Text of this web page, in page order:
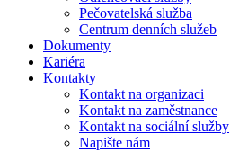
Pečovatelská služba
Centrum denních služeb
Dokumenty
Kariéra
Kontakty
Kontakt na organizaci
Kontakt na zaměstnance
Kontakt na sociální služby
Napište nám